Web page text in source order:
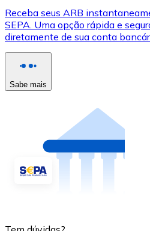
Receba seus ARB
SEPA. Uma opção rápida e
diretamente de sua conta
Sabe mais